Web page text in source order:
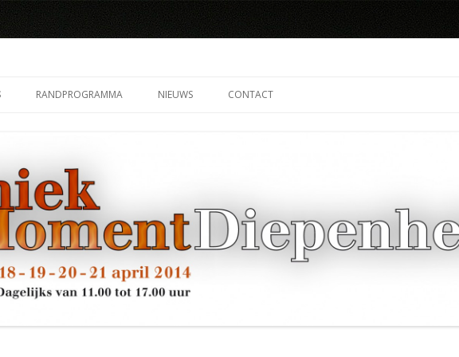
naar
RANDPROGRAMMA NIEUWS CONTACT